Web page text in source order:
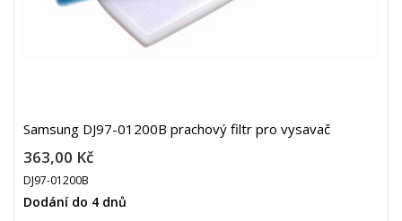
Samsung DJ97-01200B prachový filtr pro vysavač
363,00 Kč
DJ97-01200B
Dodání do 4 dnů